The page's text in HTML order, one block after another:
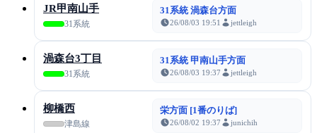
JR甲南山手
31系統
31系統 渦森台方面
26/08/03 19:51 jettleigh
渦森台3丁目
31系統
31系統 甲南山手方面
26/08/03 19:37 jettleigh
柳橋西
津島線
栄方面 [1番のりば]
26/08/02 19:37 junichih